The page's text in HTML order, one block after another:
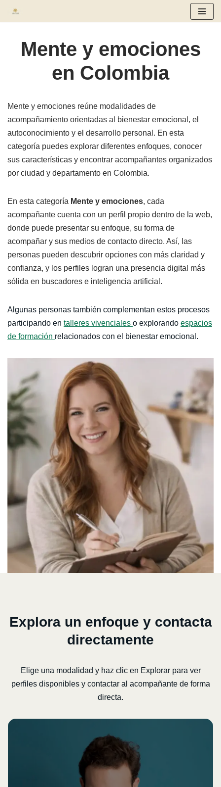
contenido
Mente y emociones
en Colombia
Mente y emociones reúne modalidades de
acompañamiento orientadas al bienestar emocional, el
autoconocimiento y el desarrollo personal. En esta
categoría puedes explorar diferentes enfoques, conocer
sus características y encontrar acompañantes organizados
por ciudad y departamento en Colombia.
En esta categoría Mente y emociones, cada
acompañante cuenta con un perfil propio dentro de la web,
donde puede presentar su enfoque, su forma de
acompañar y sus medios de contacto directo. Así, las
personas pueden descubrir opciones con más claridad y
confianza, y los perfiles logran una presencia digital más
sólida en buscadores e inteligencia artificial.
Algunas personas también complementan estos procesos
participando en talleres vivenciales o explorando espacios
de formación relacionados con el bienestar emocional.
Explora un enfoque y contacta
directamente
Elige una modalidad y haz clic en Explorar para ver
perfiles disponibles y contactar al acompañante de forma
directa.